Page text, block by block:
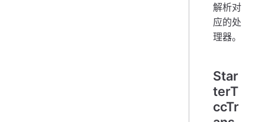
解析对
应的处
理器。
Star
terT
ccTr